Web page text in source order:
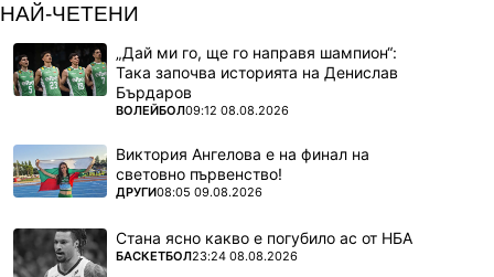
НАЙ-ЧЕТЕНИ
„Дай ми го, ще го направя шампион“:
Така започва историята на Денислав
Бърдаров
ПОВЕЧЕ ОТ
ВОЛЕЙБОЛ09:12 08.08.2026
Виктория Ангелова е на финал на
световно първенство!
ПОВЕЧЕ ОТ
ДРУГИ08:05 09.08.2026
Стана ясно какво е погубило ас от НБА
ПОВЕЧЕ ОТ
БАСКЕТБОЛ23:24 08.08.2026